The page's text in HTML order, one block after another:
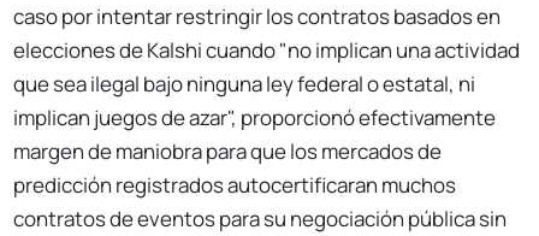
caso por intentar restringir los contratos basados en
elecciones de Kalshi cuando "no implican una actividad
que sea ilegal bajo ninguna ley federal o estatal, ni
implican juegos de azar", proporcionó efectivamente
margen de maniobra para que los mercados de
predicción registrados autocertificaran muchos
contratos de eventos para su negociación pública sin